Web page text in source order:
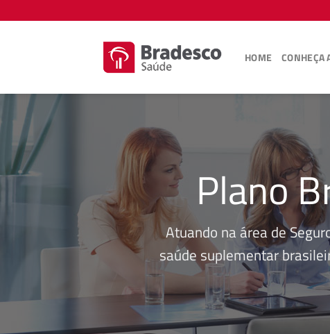
to
HOME CONHEÇA
Plano
Atuando na área de
saúde suplementar